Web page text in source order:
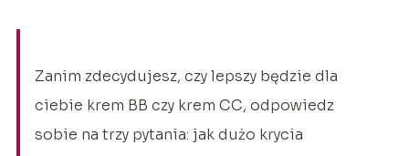
Zanim zdecydujesz, czy lepszy będzie dla
ciebie krem BB czy krem CC, odpowiedz
sobie na trzy pytania: jak dużo krycia